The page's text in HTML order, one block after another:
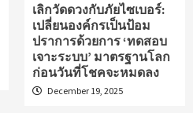
เลิกวัดดวงกับภัยไซเบอร์:
เปลี่ยนองค์กรเป็นป้อม
ปราการด้วยการ ‘ทดสอบ
เจาะระบบ’ มาตรฐานโลก
ก่อนวันที่โชคจะหมดลง
December 19, 2025